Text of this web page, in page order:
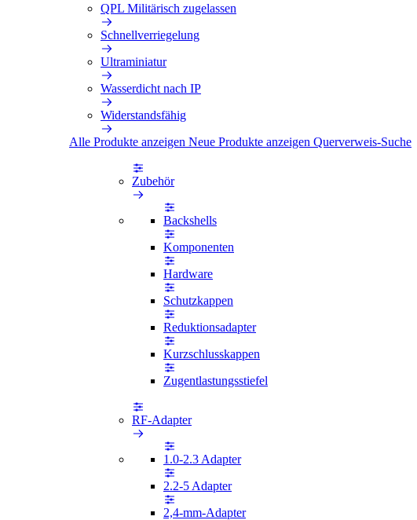
QPL Militärisch zugelassen
Schnellverriegelung
Ultraminiatur
Wasserdicht nach IP
Widerstandsfähig
Alle Produkte anzeigen Neue Produkte anzeigen Querverweis-Suche
Zubehör
Backshells
Komponenten
Hardware
Schutzkappen
Reduktionsadapter
Kurzschlusskappen
Zugentlastungsstiefel
RF-Adapter
1.0-2.3 Adapter
2.2-5 Adapter
2,4-mm-Adapter